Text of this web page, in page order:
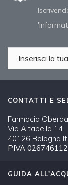
CONTATTI E
Farmacia
Via Altabella 14
40126 Bologna
PIVA
GUIDA